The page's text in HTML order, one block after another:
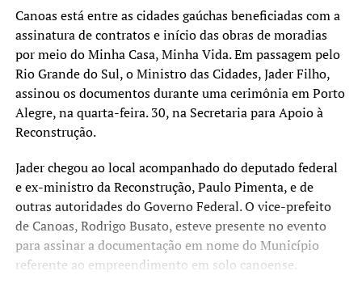
Canoas está entre as cidades gaúchas beneficiadas com a
assinatura de contratos e início das obras de moradias
por meio do Minha Casa, Minha Vida. Em passagem pelo
Rio Grande do Sul, o Ministro das Cidades, Jader Filho,
assinou os documentos durante uma cerimônia em Porto
Alegre, na quarta-feira. 30, na Secretaria para Apoio à
Reconstrução.
Jader chegou ao local acompanhado do deputado federal
e ex-ministro da Reconstrução, Paulo Pimenta, e de
outras autoridades do Governo Federal. O vice-prefeito
de Canoas, Rodrigo Busato, esteve presente no evento
para assinar a documentação em nome do Município
referente ao empreendimento em solo canoense.